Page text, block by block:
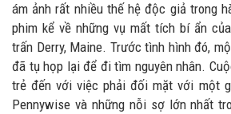
ám ảnh rất nhiều thế hệ độc giả trong
phim kể về những vụ mất tích bí ẩn
trấn Derry, Maine. Trước tình hình đó,
đã tụ họp lại để đi tìm nguyên nhân.
trẻ đến với việc phải đối mặt với một
Pennywise và những nỗi sợ lớn nhất